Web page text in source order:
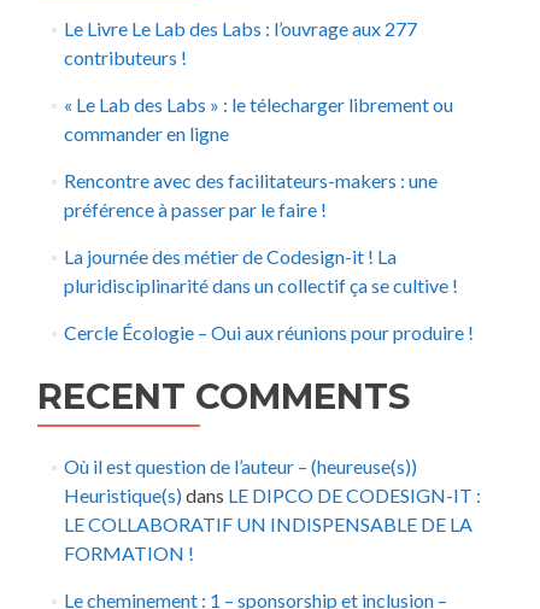
Le Livre Le Lab des Labs : l’ouvrage aux 277
contributeurs !
« Le Lab des Labs » : le télecharger librement ou
commander en ligne
Rencontre avec des facilitateurs-makers : une
préférence à passer par le faire !
La journée des métier de Codesign-it ! La
pluridisciplinarité dans un collectif ça se cultive !
Cercle Écologie – Oui aux réunions pour produire !
RECENT COMMENTS
Où il est question de l’auteur – (heureuse(s))
Heuristique(s)dans LE DIPCO DE CODESIGN-IT :
LE COLLABORATIF UN INDISPENSABLE DE LA
FORMATION !
Le cheminement : 1 – sponsorship et inclusion –